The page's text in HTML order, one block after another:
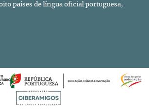
países de língua oficial portuguesa,